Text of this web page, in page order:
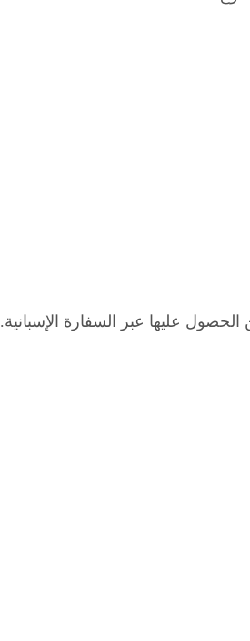
عليها عبر السفارة الإسبانية.